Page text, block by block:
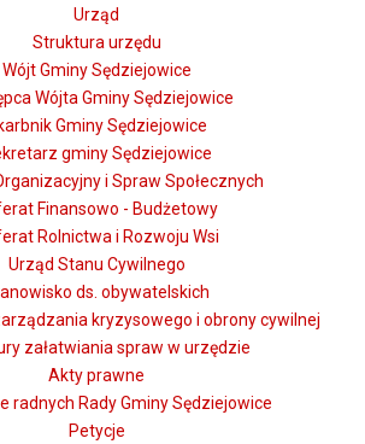
Urząd
Struktura urzędu
Wójt Gminy Sędziejowice
Wójta Gminy Sędziejowice
Gminy Sędziejowice
gminy Sędziejowice
i Spraw Społecznych
Finansowo - Budżetowy
Rolnictwa i Rozwoju Wsi
Urząd Stanu Cywilnego
ds. obywatelskich
kryzysowego i obrony cywilnej
załatwiania spraw w urzędzie
Akty prawne
radnych Rady Gminy Sędziejowice
Petycje